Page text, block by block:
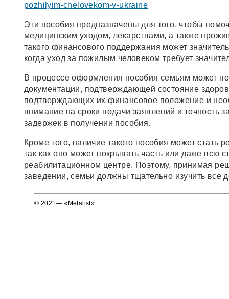
pozhilyim-chelovekom-v-ukraine
Эти пособия предназначены для того, чтобы
медицинским уходом, лекарствами, а также
такого финансового поддержания может
когда уход за пожилым человеком требует
В процессе оформления пособия семьям может
документации, подтверждающей состояние
подтверждающих их финансовое положение и
внимание на сроки подачи заявлений и точность
задержек в получении пособия.
Кроме того, наличие такого пособия может
так как оно может покрывать часть или даже всю
реабилитационном центре. Поэтому, принимая
заведении, семьи должны тщательно изучить
© 2021— «Metalist».